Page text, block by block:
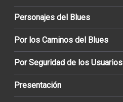
Personajes del Blues
Por los Caminos del Blues
Por Seguridad de los Usuarios
Presentación